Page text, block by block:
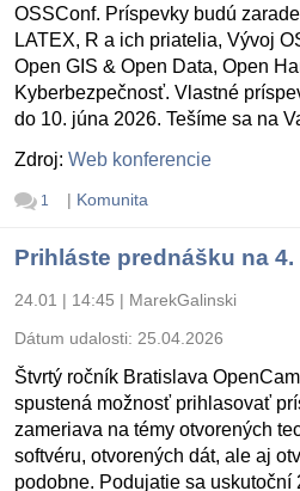
OSSConf. Príspevky budú
LATEX, R a ich priatelia, Vývoj
Open GIS & Open Data, Open
Kyberbezpečnosť. Vlastné
do 10. júna 2026. Tešíme sa na
Zdroj: Web konferencie
1 | Komunita
Prihláste prednášku na
24.01 | 14:45 | MarekGalinski
Dátum udalosti: 25.04.2026
Štvrtý ročník Bratislava
spustená možnosť prihlasovať
zameriava na témy otvorených
softvéru, otvorených dát, ale aj
podobne. Podujatie sa uskutoční